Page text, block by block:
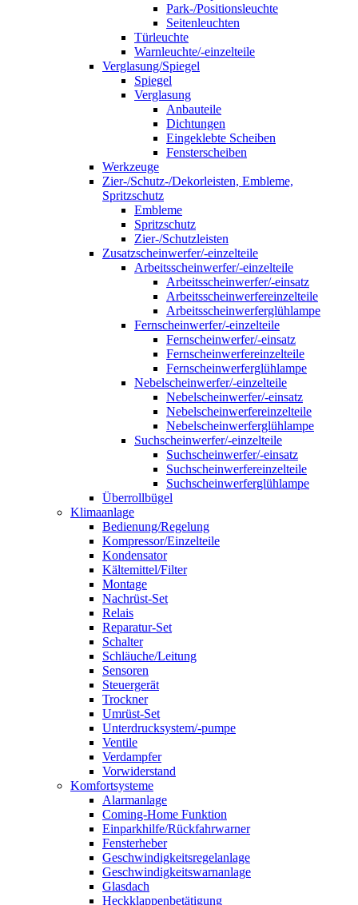
Park-/Positionsleuchte
Seitenleuchten
Türleuchte
Warnleuchte/-einzelteile
Verglasung/Spiegel
Spiegel
Verglasung
Anbauteile
Dichtungen
Eingeklebte Scheiben
Fensterscheiben
Werkzeuge
Zier-/Schutz-/Dekorleisten, Embleme,
Spritzschutz
Embleme
Spritzschutz
Zier-/Schutzleisten
Zusatzscheinwerfer/-einzelteile
Arbeitsscheinwerfer/-einzelteile
Arbeitsscheinwerfer/-einsatz
Arbeitsscheinwerfereinzelteile
Arbeitsscheinwerferglühlampe
Fernscheinwerfer/-einzelteile
Fernscheinwerfer/-einsatz
Fernscheinwerfereinzelteile
Fernscheinwerferglühlampe
Nebelscheinwerfer/-einzelteile
Nebelscheinwerfer/-einsatz
Nebelscheinwerfereinzelteile
Nebelscheinwerferglühlampe
Suchscheinwerfer/-einzelteile
Suchscheinwerfer/-einsatz
Suchscheinwerfereinzelteile
Suchscheinwerferglühlampe
Überrollbügel
Klimaanlage
Bedienung/Regelung
Kompressor/Einzelteile
Kondensator
Kältemittel/Filter
Montage
Nachrüst-Set
Relais
Reparatur-Set
Schalter
Schläuche/Leitung
Sensoren
Steuergerät
Trockner
Umrüst-Set
Unterdrucksystem/-pumpe
Ventile
Verdampfer
Vorwiderstand
Komfortsysteme
Alarmanlage
Coming-Home Funktion
Einparkhilfe/Rückfahrwarner
Fensterheber
Geschwindigkeitsregelanlage
Geschwindigkeitswarnanlage
Glasdach
Heckklappenbetätigung